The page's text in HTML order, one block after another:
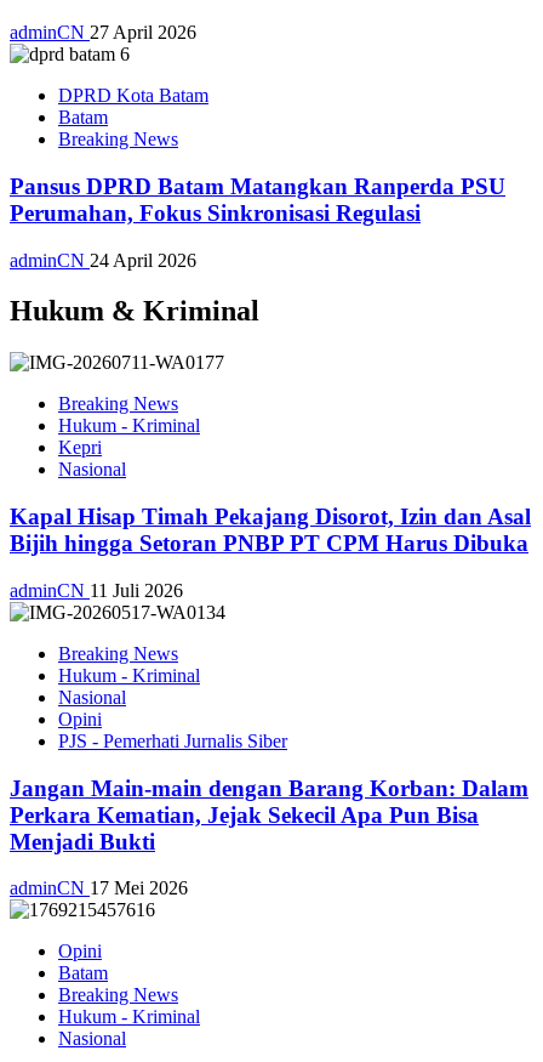
adminCN 27 April 2026
DPRD Kota Batam
Batam
Breaking News
Pansus DPRD Batam Matangkan Ranperda PSU
Perumahan, Fokus Sinkronisasi Regulasi
adminCN 24 April 2026
Hukum & Kriminal
Breaking News
Hukum - Kriminal
Kepri
Nasional
Kapal Hisap Timah Pekajang Disorot, Izin dan Asal
Bijih hingga Setoran PNBP PT CPM Harus Dibuka
adminCN 11 Juli 2026
Breaking News
Hukum - Kriminal
Nasional
Opini
PJS - Pemerhati Jurnalis Siber
Jangan Main-main dengan Barang Korban: Dalam
Perkara Kematian, Jejak Sekecil Apa Pun Bisa
Menjadi Bukti
adminCN 17 Mei 2026
Opini
Batam
Breaking News
Hukum - Kriminal
Nasional